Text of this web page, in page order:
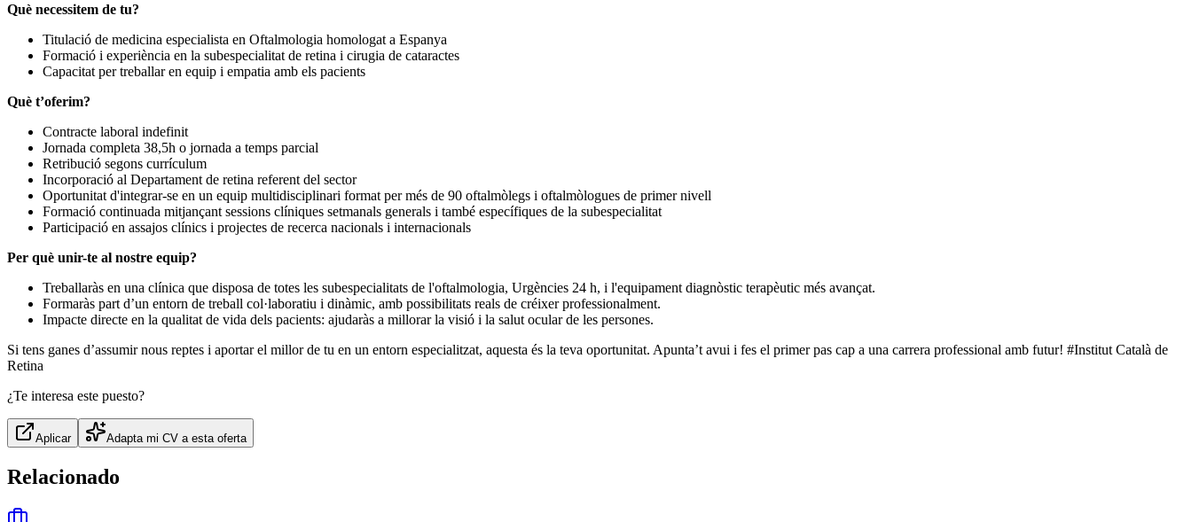
Què necessitem de tu?
Titulació de medicina especialista en Oftalmologia homologat a Espanya
Formació i experiència en la subespecialitat de retina i cirugia de cataractes
Capacitat per treballar en equip i empatia amb els pacients
Què t’oferim?
Contracte laboral indefinit
Jornada completa 38,5h o jornada a temps parcial
Retribució segons currículum
Incorporació al Departament de retina referent del sector
Oportunitat d'integrar-se en un equip multidisciplinari format per més de 90 oftalmòlegs i oftalmòlogues de primer nivell
Formació continuada mitjançant sessions clíniques setmanals generals i també específiques de la subespecialitat
Participació en assajos clínics i projectes de recerca nacionals i internacionals
Per què unir-te al nostre equip?
Treballaràs en una clínica que disposa de totes les subespecialitats de l'oftalmologia, Urgències 24 h, i l'equipament diagnòstic terapèutic més avançat.
Formaràs part d’un entorn de treball col·laboratiu i dinàmic, amb possibilitats reals de créixer professionalment.
Impacte directe en la qualitat de vida dels pacients: ajudaràs a millorar la visió i la salut ocular de les persones.
Si tens ganes d’assumir nous reptes i aportar el millor de tu en un entorn especialitzat, aquesta és la teva oportunitat. Apunta’t avui i fes el primer pas cap a una carrera professional amb futur! #Institut Català de
Retina
¿Te interesa este puesto?
Aplicar Adapta mi CV a esta oferta
Relacionado